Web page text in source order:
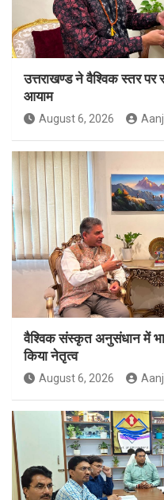
उत्तराखण्ड ने वैश्विक स्तर
आयाम
August 6, 2026
वैश्विक संस्कृत अनुसंधान में
किया नेतृत्व
August 6, 2026